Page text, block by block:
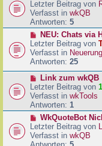
a
g
e
i
t
a
g
e
u
e
r
B
e
i
t
a
g
Letzter Beitrag von
Verfasst in wkQB
Antworten: 5
N
e
u
e
r
B
e
i
t
a
g
NEU: Chats via
Letzter Beitrag von
Verfasst in
Antworten: 25
N
e
u
e
r
B
e
i
Link zum wkQB
Letzter Beitrag von
Verfasst in wkTools
Antworten: 1
N
e
u
e
WkQuoteBot
Letzter Beitrag von
Verfasst in wkQB
Antworten: 5